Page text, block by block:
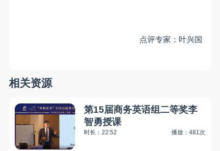
点评专家：叶兴国
相关资源
第15届商务英语组二等奖李
智勇授课
时长：22:52 播放：481次